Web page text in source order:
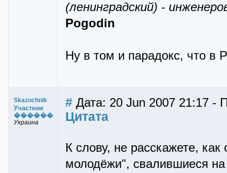
(ленинградский) -
Pogodin
Ну в том и парадокс, что
Skazochnik
Участник
������
Украина
# Дата: 20 Jun 2007 21:17 -
Цитата
К слову, не расскажете,
молодёжи", свалившиеся